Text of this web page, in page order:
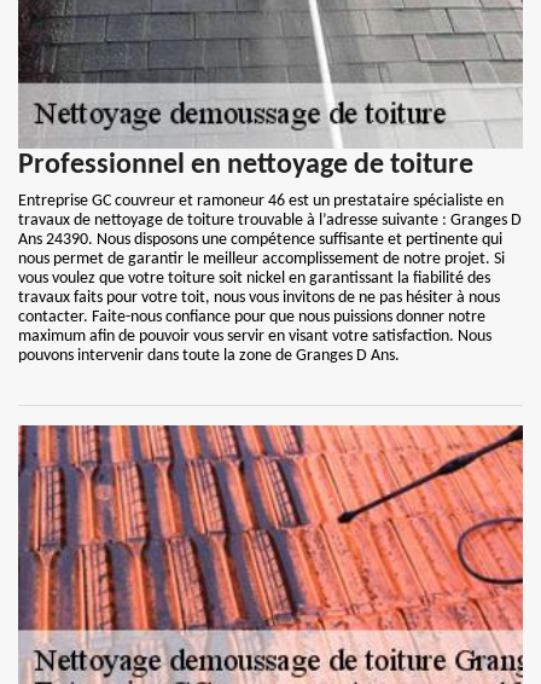
Professionnel en nettoyage de toiture
Entreprise GC couvreur et ramoneur 46 est un prestataire spécialiste en
travaux de nettoyage de toiture trouvable à l’adresse suivante : Granges D
Ans 24390. Nous disposons une compétence suffisante et pertinente qui
nous permet de garantir le meilleur accomplissement de notre projet. Si
vous voulez que votre toiture soit nickel en garantissant la fiabilité des
travaux faits pour votre toit, nous vous invitons de ne pas hésiter à nous
contacter. Faite-nous confiance pour que nous puissions donner notre
maximum afin de pouvoir vous servir en visant votre satisfaction. Nous
pouvons intervenir dans toute la zone de Granges D Ans.